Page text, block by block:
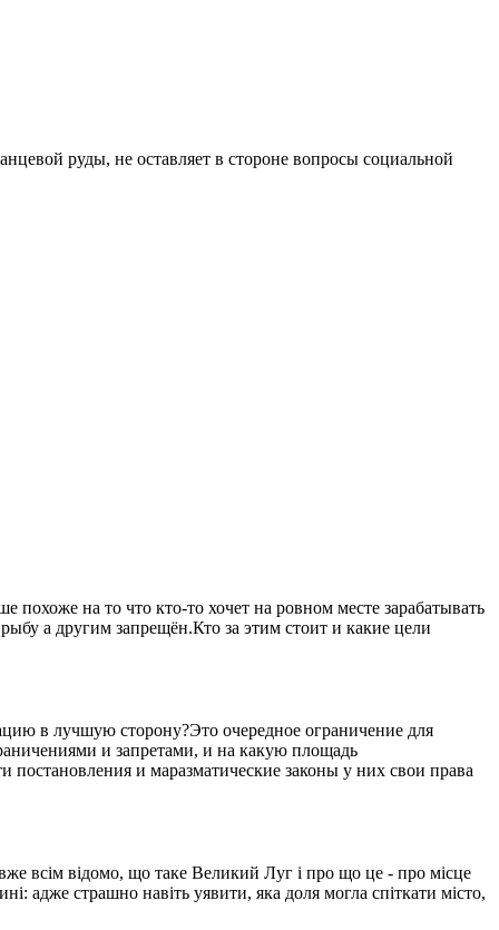
руды, не оставляет в стороне вопросы социальной
на то что кто-то хочет на ровном месте зарабатывать
а другим запрещён.Кто за этим стоит и какие цели
в лучшую сторону?Это очередное ограничение для
и запретами, и на какую площадь
и маразматические законы у них свои права
всім відомо, що таке Великий Луг і про що це - про місце
адже страшно навіть уявити, яка доля могла спіткати місто,